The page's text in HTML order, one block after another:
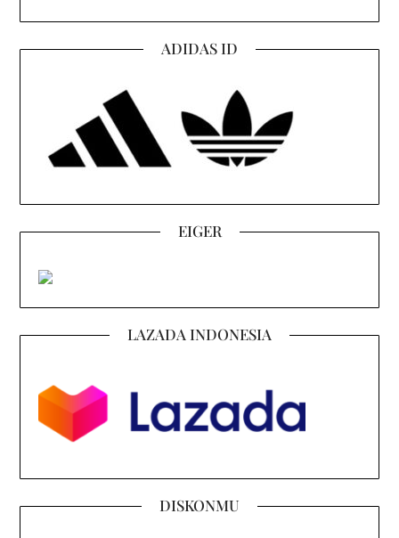
ADIDAS ID
EIGER
LAZADA INDONESIA
DISKONMU